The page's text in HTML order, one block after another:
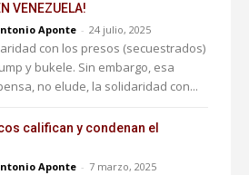
VENEZUELA!
Aponte - 24 julio, 2025
con los presos (secuestrados)
y bukele. Sin embargo, esa
no elude, la solidaridad con...
califican y condenan el
Aponte - 7 marzo, 2025